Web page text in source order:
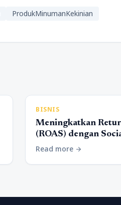
ProdukMinumanKekinian
BISNIS
Meningkatkan
(ROAS) dengan
Read more arrow_forward